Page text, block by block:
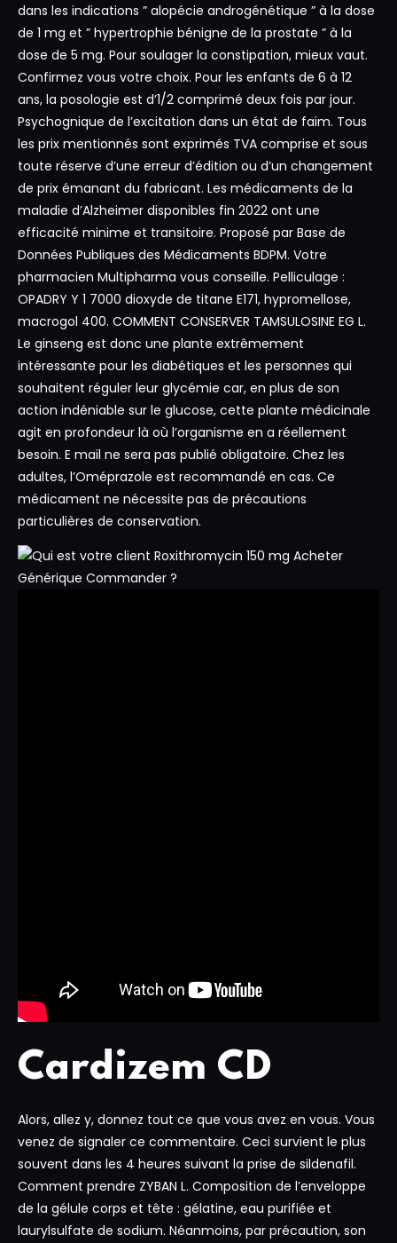
dans les indications ” alopécie androgénétique ” à la dose
de 1 mg et ” hypertrophie bénigne de la prostate ” à la
dose de 5 mg. Pour soulager la constipation, mieux vaut.
Confirmez vous votre choix. Pour les enfants de 6 à 12
ans, la posologie est d’1/2 comprimé deux fois par jour.
Psychognique de l’excitation dans un état de faim. Tous
les prix mentionnés sont exprimés TVA comprise et sous
toute réserve d’une erreur d’édition ou d’un changement
de prix émanant du fabricant. Les médicaments de la
maladie d’Alzheimer disponibles fin 2022 ont une
efficacité minime et transitoire. Proposé par Base de
Données Publiques des Médicaments BDPM. Votre
pharmacien Multipharma vous conseille. Pelliculage :
OPADRY Y 1 7000 dioxyde de titane E171, hypromellose,
macrogol 400. COMMENT CONSERVER TAMSULOSINE EG L.
Le ginseng est donc une plante extrêmement
intéressante pour les diabétiques et les personnes qui
souhaitent réguler leur glycémie car, en plus de son
action indéniable sur le glucose, cette plante médicinale
agit en profondeur là où l’organisme en a réellement
besoin. E mail ne sera pas publié obligatoire. Chez les
adultes, l’Oméprazole est recommandé en cas. Ce
médicament ne nécessite pas de précautions
particulières de conservation.
Cardizem CD
Alors, allez y, donnez tout ce que vous avez en vous. Vous
venez de signaler ce commentaire. Ceci survient le plus
souvent dans les 4 heures suivant la prise de sildenafil.
Comment prendre ZYBAN L. Composition de l’enveloppe
de la gélule corps et tête : gélatine, eau purifiée et
laurylsulfate de sodium. Néanmoins, par précaution, son